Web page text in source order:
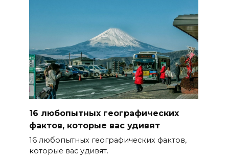
16 любопытных географических
фактов, которые вас удивят
16 любопытных географических фактов,
которые вас удивят.